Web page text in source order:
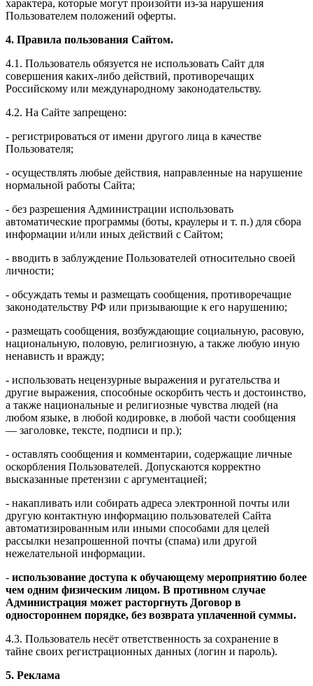
характера, которые могут произойти из-за нарушения
Пользователем положений оферты.
4. Правила пользования Сайтом.
4.1. Пользователь обязуется не использовать Сайт для
совершения каких-либо действий, противоречащих
Российскому или международному законодательству.
4.2. На Сайте запрещено:
- регистрироваться от имени другого лица в качестве
Пользователя;
- осуществлять любые действия, направленные на нарушение
нормальной работы Сайта;
- без разрешения Администрации использовать
автоматические программы (боты, краулеры и т. п.) для сбора
информации и/или иных действий с Сайтом;
- вводить в заблуждение Пользователей относительно своей
личности;
- обсуждать темы и размещать сообщения, противоречащие
законодательству РФ или призывающие к его нарушению;
- размещать сообщения, возбуждающие социальную, расовую,
национальную, половую, религиозную, а также любую иную
ненависть и вражду;
- использовать нецензурные выражения и ругательства и
другие выражения, способные оскорбить честь и достоинство,
а также национальные и религиозные чувства людей (на
любом языке, в любой кодировке, в любой части сообщения
— заголовке, тексте, подписи и пр.);
- оставлять сообщения и комментарии, содержащие личные
оскорбления Пользователей. Допускаются корректно
высказанные претензии с аргументацией;
- накапливать или собирать адреса электронной почты или
другую контактную информацию пользователей Сайта
автоматизированным или иными способами для целей
рассылки незапрошенной почты (спама) или другой
нежелательной информации.
- использование доступа к обучающему мероприятию более
чем одним физическим лицом. В противном случае
Администрация может расторгнуть Договор в
одностороннем порядке, без возврата уплаченной суммы.
4.3. Пользователь несёт ответственность за сохранение в
тайне своих регистрационных данных (логин и пароль).
5. Реклама